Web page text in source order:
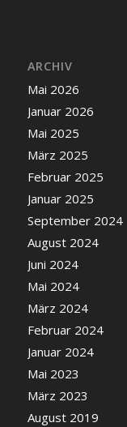
ARCHIV
Mai 2026
Januar 2026
Mai 2025
März 2025
Februar 2025
Januar 2025
September 2024
August 2024
Juni 2024
Mai 2024
März 2024
Februar 2024
Januar 2024
Mai 2023
März 2023
August 2019